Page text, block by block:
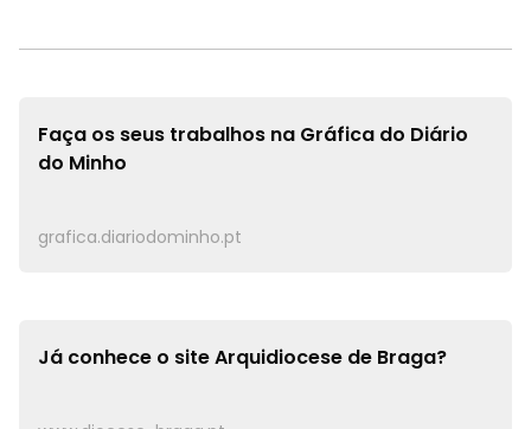
Faça os seus trabalhos na Gráfica do Diário
do Minho
grafica.diariodominho.pt
Já conhece o siteArquidiocese de Braga?